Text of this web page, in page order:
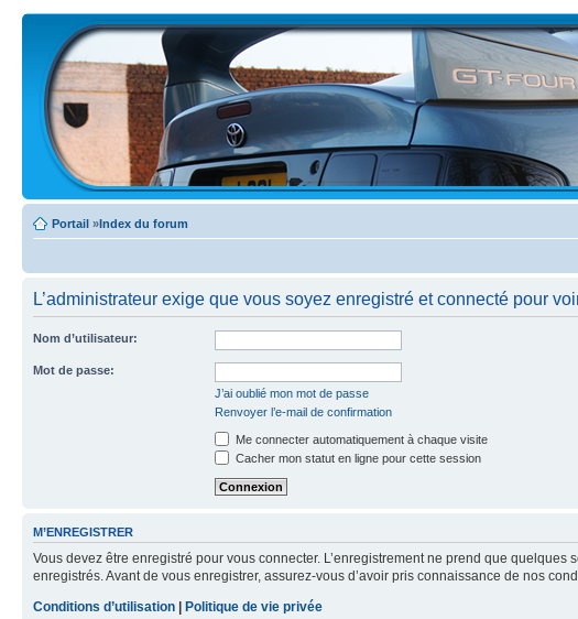
Portail »Index du forum
L’administrateur exige que vous soyez enregistré et connecté pour
Nom d’utilisateur:
Mot de passe:
J’ai oublié mon mot de passe
Renvoyer l’e-mail de confirmation
Me connecter automatiquement à chaque visite
Cacher mon statut en ligne pour cette session
M’ENREGISTRER
Vous devez être enregistré pour vous connecter. L’enregistrement ne prend que
enregistrés. Avant de vous enregistrer, assurez-vous d’avoir pris connaissance de nos
Conditions d’utilisation | Politique de vie privée